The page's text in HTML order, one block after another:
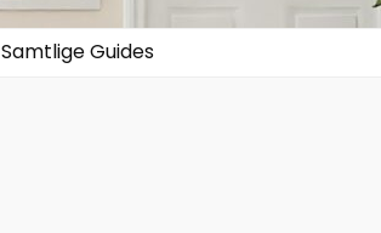
Samtlige Guides